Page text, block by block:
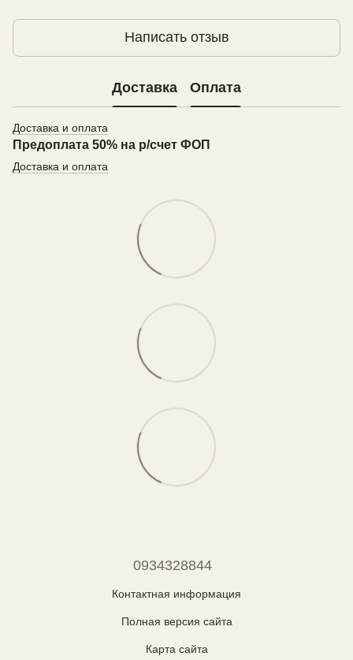
Написать отзыв
Доставка Оплата
Доставка и оплата
Предоплата 50% на р/счет ФОП
Доставка и оплата
0934328844
Контактная информация
Полная версия сайта
Карта сайта